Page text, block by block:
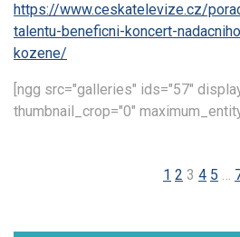
https://www.ceskatelevize.cz/
talentu-beneficni-koncert-
kozene/
[ngg src="galleries" ids="57"
thumbnail_crop="0"
1 2 3 4 5 …